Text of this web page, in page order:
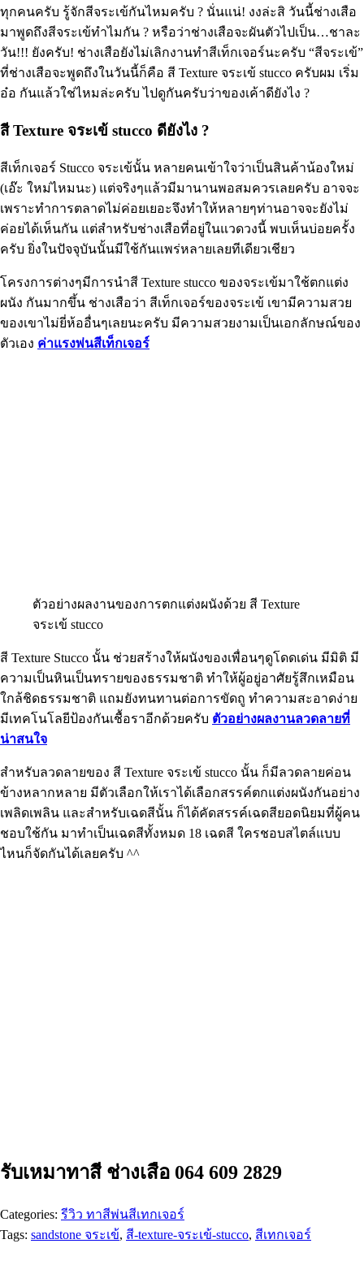
ทุกคนครับ รู้จักสีจระเข้กันไหมครับ ? นั่นแน่! งงล่ะสิ วันนี้ช่างเสือ
มาพูดถึงสีจระเข้ทำไมกัน ? หรือว่าช่างเสือจะผันตัวไปเป็น…ชาละ
วัน!!! ยังครับ! ช่างเสือยังไม่เลิกงานทำสีเท็กเจอร์นะครับ “สีจระเข้”
ที่ช่างเสือจะพูดถึงในวันนี้ก็คือ สี Texture จระเข้ stucco ครับผม เริ่ม
อ๋อ กันแล้วใช่ไหมล่ะครับ ไปดูกันครับว่าของเค้าดียังไง ?
สี Texture จระเข้ stucco ดียังไง ?
สีเท็กเจอร์ Stucco จระเข้นั้น หลายคนเข้าใจว่าเป็นสินค้าน้องใหม่
(เอ๊ะ ใหม่ไหมนะ) แต่จริงๆแล้วมีมานานพอสมควรเลยครับ อาจจะ
เพราะทำการตลาดไม่ค่อยเยอะจึงทำให้หลายๆท่านอาจจะยังไม่
ค่อยได้เห็นกัน แต่สำหรับช่างเสือที่อยู่ในแวดวงนี้ พบเห็นบ่อยครั้ง
ครับ ยิ่งในปัจจุบันนั้นมีใช้กันเเพร่หลายเลยทีเดียวเชียว
โครงการต่างๆมีการนำสี Texture stucco ของจระเข้มาใช้ตกแต่ง
ผนัง กันมากขึ้น ช่างเสือว่า สีเท็กเจอร์ของจระเข้ เขามีความสวย
ของเขาไม่ยี่ห้ออื่นๆเลยนะครับ มีความสวยงามเป็นเอกลักษณ์ของ
ตัวเอง ค่าแรงพ่นสีเท็กเจอร์
ตัวอย่างผลงานของการตกแต่งผนังด้วย สี Texture
จระเข้ stucco
สี Texture Stucco นั้น ช่วยสร้างให้ผนังของเพื่อนๆดูโดดเด่น มีมิติ มี
ความเป็นหินเป็นทรายของธรรมชาติ ทำให้ผู้อยู่อาศัยรู้สึกเหมือน
ใกล้ชิดธรรมชาติ แถมยังทนทานต่อการขัดถู ทำความสะอาดง่าย
มีเทคโนโลยีป้องกันเชื้อราอีกด้วยครับ ตัวอย่างผลงานลวดลายที่
น่าสนใจ
สำหรับลวดลายของ สี Texture จระเข้ stucco นั้น ก็มีลวดลายค่อน
ข้างหลากหลาย มีตัวเลือกให้เราได้เลือกสรรค์ตกแต่งผนังกันอย่าง
เพลิดเพลิน และสำหรับเฉดสีนั้น ก็ได้คัดสรรค์เฉดสียอดนิยมที่ผู้คน
ชอบใช้กัน มาทำเป็นเฉดสีทั้งหมด 18 เฉดสี ใครชอบสไตล์แบบ
ไหนก็จัดกันได้เลยครับ ^^
รับเหมาทาสี ช่างเสือ 064 609 2829
Categories: รีวิว ทาสีพ่นสีเทกเจอร์
Tags: sandstone จระเข้, สี-texture-จระเข้-stucco, สีเทกเจอร์